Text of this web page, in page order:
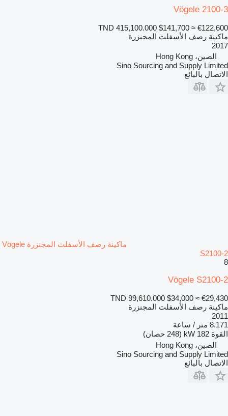
Vögele 2100-3
TND 415,100.000 $141,700 ≈ €122,600
ماكينة رصف الأسفلت المجنزرة
2017
الصين، Hong Kong
Sino Sourcing and Supply Limited
الاتصال بالبائع
ماكينة رصف الأسفلت المجنزرة Vögele
S2100-2
8
Vögele S2100-2
TND 99,610.000 $34,000 ≈ €29,430
ماكينة رصف الأسفلت المجنزرة
2011
8.171 متر / ساعة
القوة 182 kW (248 حصان)
الصين، Hong Kong
Sino Sourcing and Supply Limited
الاتصال بالبائع